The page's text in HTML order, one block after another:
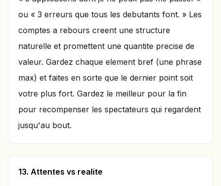
ou « 3 erreurs que tous les debutants font. » Les
comptes a rebours creent une structure
naturelle et promettent une quantite precise de
valeur. Gardez chaque element bref (une phrase
max) et faites en sorte que le dernier point soit
votre plus fort. Gardez le meilleur pour la fin
pour recompenser les spectateurs qui regardent
jusqu'au bout.
13. Attentes vs realite